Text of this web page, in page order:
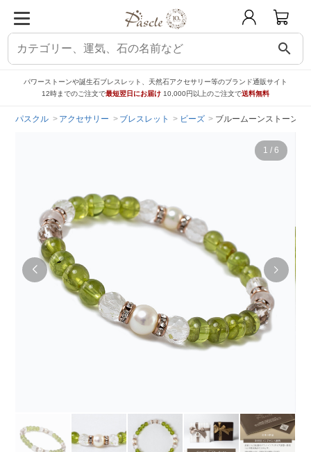
search
パワーストーンや誕生石ブレスレット、天然石アクセサリー等のブランド通販サイト
12時までのご注文で最短翌日にお届け 10,000円以上のご注文で送料無料
パスクル アクセサリー ブレスレット ビーズ ブルームーンストーン・
1 / 6